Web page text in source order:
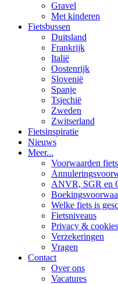
Gravel
Met kinderen
Fietsbussen
Duitsland
Frankrijk
Italië
Oostenrijk
Slovenië
Spanje
Tsjechië
Zweden
Zwitserland
Fietsinspiratie
Nieuws
Meer...
Voorwaarden
ANVR, SGR en
Welke fiets is
Fietsniveaus
Privacy & cookies
Verzekeringen
Vragen
Contact
Over ons
Vacatures